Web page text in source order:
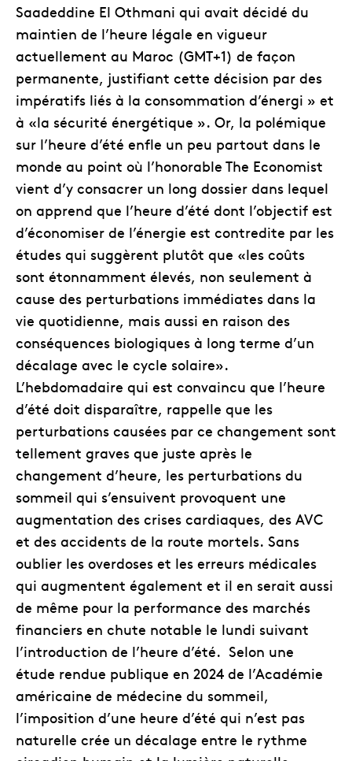
Saadeddine El Othmani qui avait décidé du
maintien de l’heure légale en vigueur
actuellement au Maroc (GMT+1) de façon
permanente, justifiant cette décision par des
impératifs liés à la consommation d’énergi » et
à «la sécurité énergétique ». Or, la polémique
sur l’heure d’été enfle un peu partout dans le
monde au point où l’honorable The Economist
vient d’y consacrer un long dossier dans lequel
on apprend que l’heure d’été dont l’objectif est
d’économiser de l’énergie est contredite par les
études qui suggèrent plutôt que «les coûts
sont étonnamment élevés, non seulement à
cause des perturbations immédiates dans la
vie quotidienne, mais aussi en raison des
conséquences biologiques à long terme d’un
décalage avec le cycle solaire».
L’hebdomadaire qui est convaincu que l’heure
d’été doit disparaître, rappelle que les
perturbations causées par ce changement sont
tellement graves que juste après le
changement d’heure, les perturbations du
sommeil qui s’ensuivent provoquent une
augmentation des crises cardiaques, des AVC
et des accidents de la route mortels. Sans
oublier les overdoses et les erreurs médicales
qui augmentent également et il en serait aussi
de même pour la performance des marchés
financiers en chute notable le lundi suivant
l’introduction de l’heure d’été. Selon une
étude rendue publique en 2024 de l’Académie
américaine de médecine du sommeil,
l’imposition d’une heure d’été qui n’est pas
naturelle crée un décalage entre le rythme